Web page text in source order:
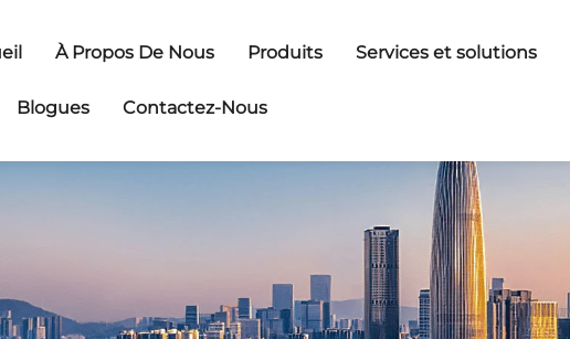
À Propos De Nous Produits Services et solutions
Blogues Contactez-Nous